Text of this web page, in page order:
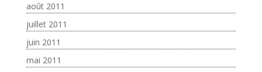
août 2011
juillet 2011
juin 2011
mai 2011